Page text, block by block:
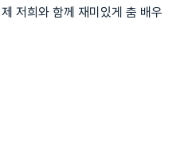
저희와 함께 재미있게 춤 배우